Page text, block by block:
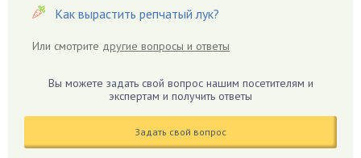
Герань
Гиппеаструм
Годжи
Как вырастить репчатый лук?
Или смотрите другие вопросы и ответы
Вы можете задать свой вопрос нашим посетителям и
экспертам и получить ответы
Задать свой вопрос